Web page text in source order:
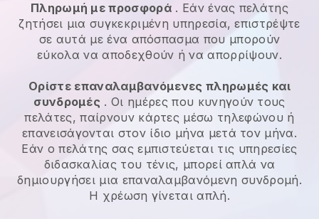
Πληρωμή με προσφορά . Εάν ένας πελάτης
ζητήσει μια συγκεκριμένη υπηρεσία, επιστρέψτε
σε αυτά με ένα απόσπασμα που μπορούν
εύκολα να αποδεχθούν ή να απορρίψουν.
Ορίστε επαναλαμβανόμενες πληρωμές και
συνδρομές . Οι ημέρες που κυνηγούν τους
πελάτες, παίρνουν κάρτες μέσω τηλεφώνου ή
επανεισάγονται στον ίδιο μήνα μετά τον μήνα.
Εάν ο πελάτης σας εμπιστεύεται τις υπηρεσίες
διδασκαλίας του τένις, μπορεί απλά να
δημιουργήσει μια επαναλαμβανόμενη συνδρομή.
Η χρέωση γίνεται απλή.